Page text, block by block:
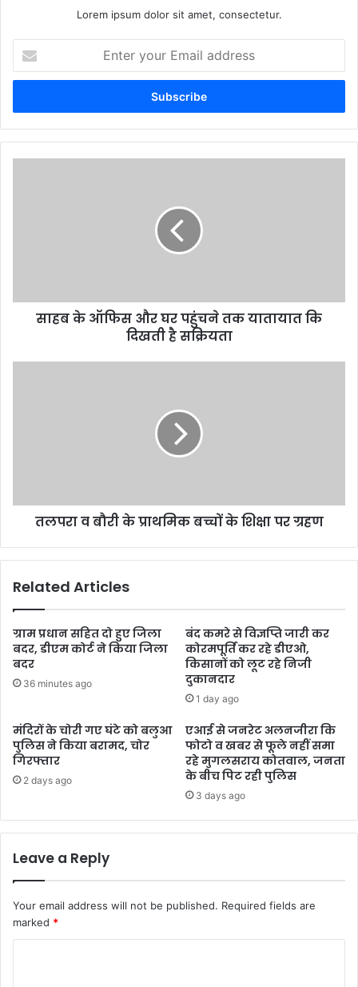
Lorem ipsum dolor sit amet, consectetur.
your
Email
साहब के ऑफिस और घर पहुंचने तक यातायात कि
दिखती है सक्रियता
तलपरा व बौरी के प्राथमिक बच्चों के शिक्षा पर ग्रहण
Related Articles
ग्राम प्रधान सहित दो हुए जिला
बदर, डीएम कोर्ट ने किया जिला
बदर
36 minutes ago
बंद कमरे से विज्ञप्ति जारी कर
कोरमपूर्ति कर रहे डीएओ,
किसानों को लूट रहे निजी
दुकानदार
1 day ago
मंदिरों के चोरी गए घंटे को बलुआ
पुलिस ने किया बरामद, चोर
गिरफ्तार
2 days ago
एआई से जनरेट अलनजीरा कि
फोटो व खबर से फूले नहीं समा
रहे मुगलसराय कोतवाल, जनता
के बीच पिट रही पुलिस
3 days ago
Leave a Reply
Your email address will not be published. Required fields are
marked *